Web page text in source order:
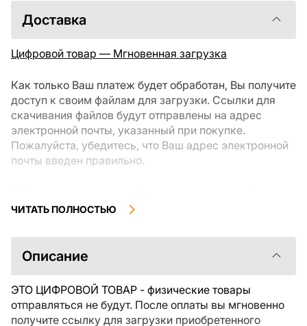
Доставка
Цифровой товар — Мгновенная загрузка
Как только Ваш платеж будет обработан, Вы получите
доступ к своим файлам для загрузки. Ссылки для
скачивания файлов будут отправлены на адрес
электронной почты, указанный при покупке.
Пожалуйста, убедитесь, что Ваш адрес электронной
почты введен правильно.
загрузки, не подлежат возврату или обмену после их
ознакомиться с описанием товара и задать все
интересующие Вас вопросы перед покупкой. Если у
свяжитесь с продавцом напрямую.
ЧИТАТЬ ПОЛНОСТЬЮ
Описание
ЭТО ЦИФРОВОЙ ТОВАР - физические товары
отправляться не будут. После оплаты вы мгновенно
получите ссылку для загрузки приобретенного